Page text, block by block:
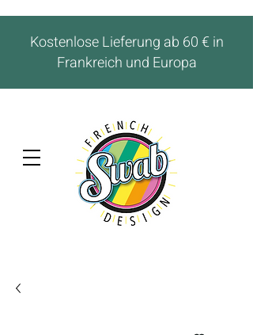
Kostenlose Lieferung ab 60 € in
Frankreich und Europa